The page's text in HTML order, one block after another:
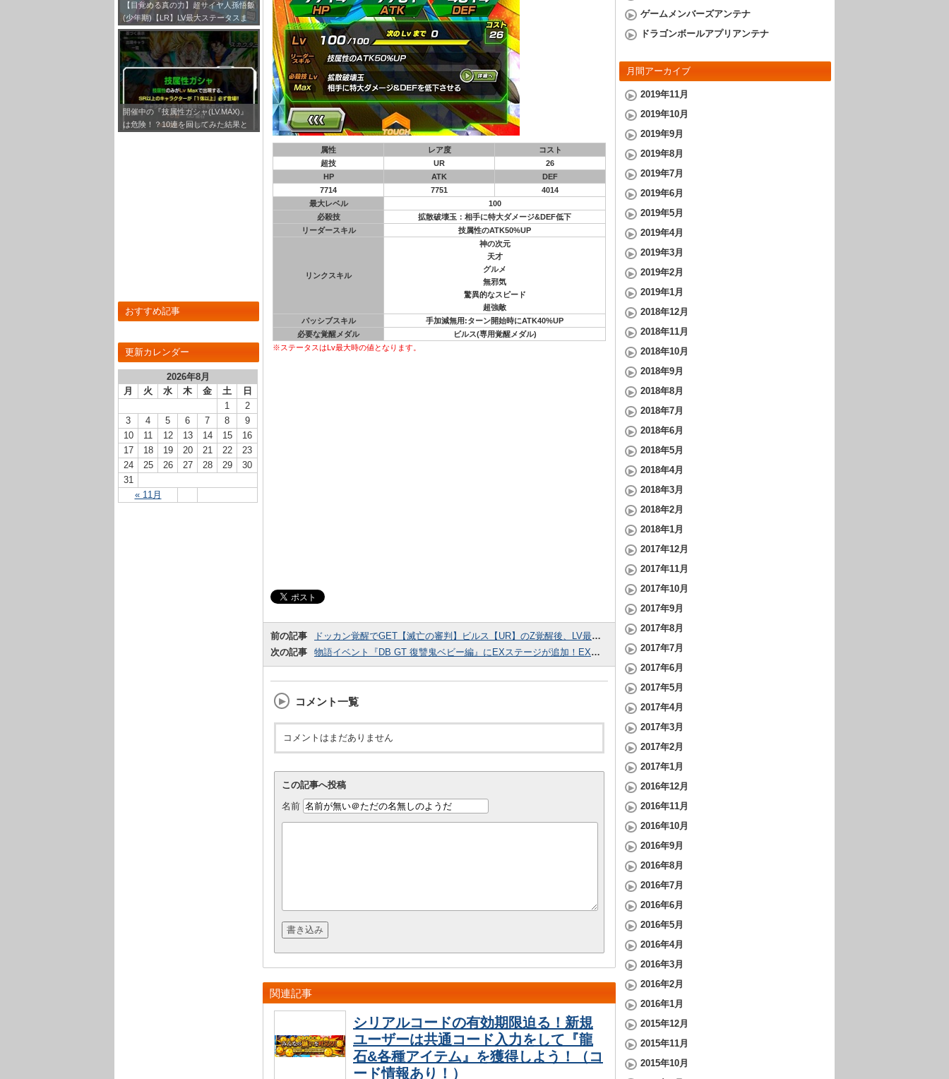
【目覚める真の力】超サイヤ人孫悟飯
(少年期)【LR】LV最大ステータスま
とめ！
開催中の『技属性ガシャ(LV.MAX)』
は危険！？10連を回してみた結果と
おすすめ記事
更新カレンダー
2026年8月
月
火 水 木 金 土 日
« 11月
1
2
3
4 5 6 7 8
9
10
11 12 13 14 15
16
17
18 19 20 21 22
23
24
25 26 27 28 29
30
31
属性 レア度
コスト
超技
UR
26
HP
ATK
DEF
7714
7751
4014
最大レベル
100
必殺技
拡散破壊玉：相手に特大ダメージ&DEF低下
リーダースキル
技属性のATK50%UP
リンクスキル
神の次元
天才
グルメ
無邪気
驚異的なスピード
超強敵
パッシブスキル
手加減無用:ターン開始時にATK40%UP
必要な覚醒メダル
ビルス(専用覚醒メダル)
※ステータスはLv最大時の値となります。
前の記事
ドッカン覚醒でGET【滅亡の審判】ビルス【UR】のZ覚醒後、LV最大ステータスが判明しました！
次の記事
物語イベント『DB GT 復讐鬼ベビー編』にEXステージが追加！EXステージのボス情報、入手アイテムをまとめてみました！
コメント一覧
コメントはまだありません
この記事へ投稿
名前
関連記事
シリアルコードの有効期限迫る！新規
ユーザーは共通コード入力をして『龍
石&各種アイテム』を獲得しよう！（コ
ード情報あり！）
ゲームメンバーズアンテナ
ドラゴンボールアプリアンテナ
月間アーカイブ
2019年11月
2019年10月
2019年9月
2019年8月
2019年7月
2019年6月
2019年5月
2019年4月
2019年3月
2019年2月
2019年1月
2018年12月
2018年11月
2018年10月
2018年9月
2018年8月
2018年7月
2018年6月
2018年5月
2018年4月
2018年3月
2018年2月
2018年1月
2017年12月
2017年11月
2017年10月
2017年9月
2017年8月
2017年7月
2017年6月
2017年5月
2017年4月
2017年3月
2017年2月
2017年1月
2016年12月
2016年11月
2016年10月
2016年9月
2016年8月
2016年7月
2016年6月
2016年5月
2016年4月
2016年3月
2016年2月
2016年1月
2015年12月
2015年11月
2015年10月